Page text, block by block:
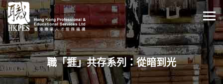
職「捱」共存系列：從暗到光